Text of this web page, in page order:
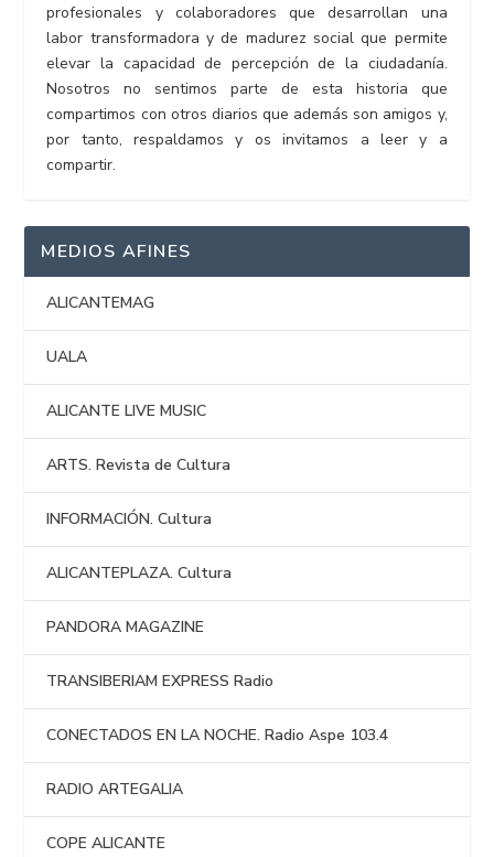
profesionales y colaboradores que desarrollan una
labor transformadora y de madurez social que permite
elevar la capacidad de percepción de la ciudadanía.
Nosotros no sentimos parte de esta historia que
compartimos con otros diarios que además son amigos y,
por tanto, respaldamos y os invitamos a leer y a
compartir.
MEDIOS AFINES
ALICANTEMAG
UALA
ALICANTE LIVE MUSIC
ARTS. Revista de Cultura
INFORMACIÓN. Cultura
ALICANTEPLAZA. Cultura
PANDORA MAGAZINE
TRANSIBERIAM EXPRESS Radio
CONECTADOS EN LA NOCHE. Radio Aspe 103.4
RADIO ARTEGALIA
COPE ALICANTE